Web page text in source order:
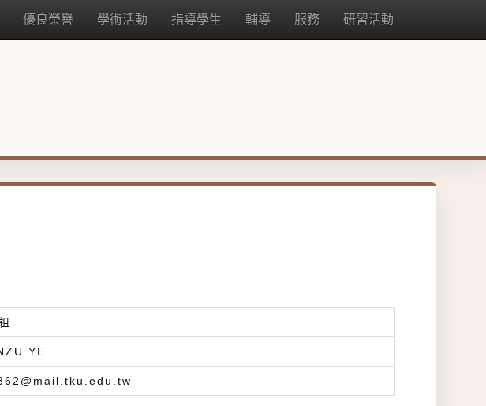
優良榮譽 學術活動 指導學生 輔導 服務 研習活動
YE